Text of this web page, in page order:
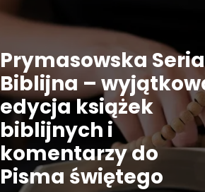
Prymasowska Seria
Biblijna –
edycja książek
biblijnych i
komentarzy do
Pisma świętego